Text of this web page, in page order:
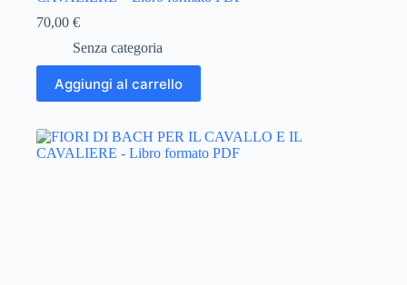
70,00 €
Senza categoria
Aggiungi al carrello